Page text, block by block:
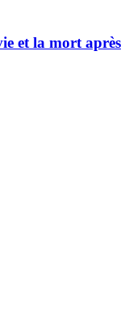
et la mort après